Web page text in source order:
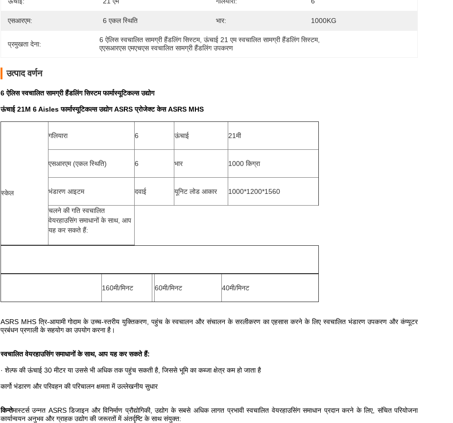
एसआरएम: 6 एकल स्थिति भार: 1000KG
प्रमुखता देना:
6 ऐलिस स्वचालित सामग्री हैंडलिंग सिस्टम, ऊंचाई 21 एम स्वचालित सामग्री हैंडलिंग सिस्टम,
एएसआरएस एमएचएस स्वचालित सामग्री हैंडलिंग उपकरण
उत्पाद वर्णन
6 ऐलिस स्वचालित सामग्री हैंडलिंग सिस्टम फार्मास्यूटिकल्स उद्योग
ऊंचाई 21M 6 Aisles फार्मास्यूटिकल्स उद्योग ASRS प्रोजेक्ट केस ASRS MHS
स्केल
गलियारा 6 ऊंचाई 21मी
एसआरएम (एकल स्थिति) 6 भार 1000 किग्रा
भंडारण आइटम दवाई यूनिट लोड आकार 1000*1200*1560
चलने की गति स्वचालित
वेयरहाउसिंग समाधानों के साथ, आप
यह कर सकते हैं:
160मी/मिनट 60मी/मिनट 40मी/मिनट
ASRS MHS त्रि-आयामी गोदाम के उच्च-स्तरीय युक्तिकरण, पहुंच के स्वचालन और संचालन के सरलीकरण का एहसास करने के लिए स्वचालित भंडारण उपकरण और कंप्यूटर
प्रबंधन प्रणाली के सहयोग का उपयोग करना है।
स्वचालित वेयरहाउसिंग समाधानों के साथ, आप यह कर सकते हैं:
· शेल्फ की ऊंचाई 30 मीटर या उससे भी अधिक तक पहुंच सकती है, जिससे भूमि का कब्जा क्षेत्र कम हो जाता है
कार्गो भंडारण और परिवहन की परिचालन क्षमता में उल्लेखनीय सुधार
किन्तेमास्टर्स उन्नत ASRS डिजाइन और विनिर्माण प्रौद्योगिकी, उद्योग के सबसे अधिक लागत प्रभावी स्वचालित वेयरहाउसिंग समाधान प्रदान करने के लिए, संचित परियोजना
कार्यान्वयन अनुभव और ग्राहक उद्योग की जरूरतों में अंतर्दृष्टि के साथ संयुक्त: